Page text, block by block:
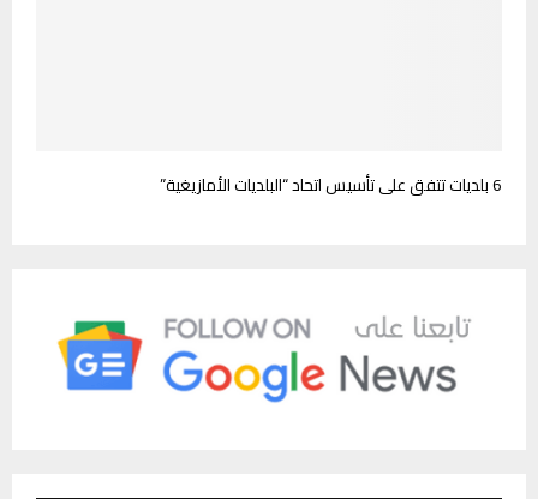
6 بلديات تتفق على تأسيس اتحاد “البلديات الأمازيغية”